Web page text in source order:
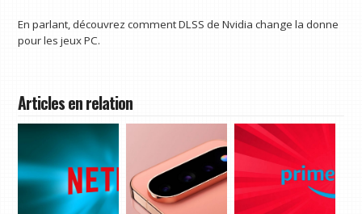
En parlant, découvrez comment DLSS de Nvidia change la donne
pour les jeux PC.
Articles en relation